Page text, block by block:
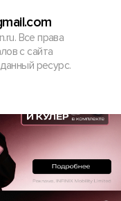
Все права
с сайта
ресурс.